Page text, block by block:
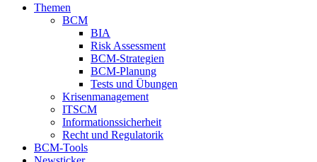
Themen
BCM
BIA
Risk Assessment
BCM-Strategien
BCM-Planung
Tests und Übungen
Krisenmanagement
ITSCM
Informationssicherheit
Recht und Regulatorik
BCM-Tools